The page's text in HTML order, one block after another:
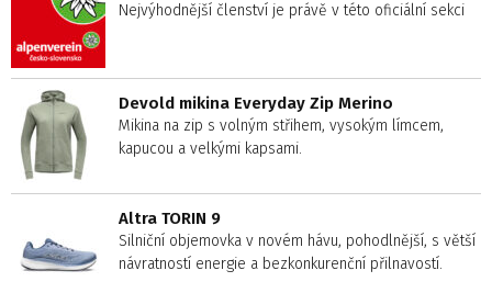
Nejvýhodnější členství je právě v této oficiální sekci
Devold mikina Everyday Zip Merino
Mikina na zip s volným střihem, vysokým límcem,
kapucou a velkými kapsami.
Altra TORIN 9
Silniční objemovka v novém hávu, pohodlnější, s větší
návratností energie a bezkonkurenční přilnavostí.